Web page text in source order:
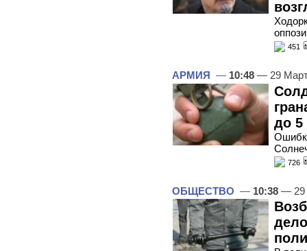
451
АРМИЯ — 10:48 — 29
до
726
ОБЩЕСТВО — 10:38 — 29